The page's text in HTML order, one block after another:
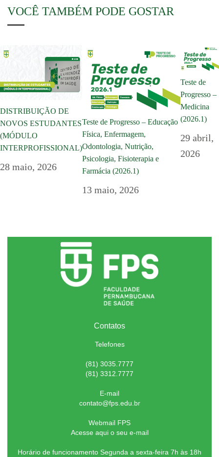
VOCÊ TAMBÉM PODE GOSTAR
DISTRIBUIÇÃO DE
NOVOS ESTUDANTES
(MÓDULO
INTERPROFISSIONAL)
28 maio, 2026
Teste de Progresso – Educação
Física, Enfermagem,
Odontologia, Nutrição,
Psicologia, Fisioterapia e
Farmácia (2026.1)
13 maio, 2026
Teste de
Progresso –
Medicina
(2026.1)
29 abril,
2026
Contatos
Telefones
(81) 3035.7777
(81) 3312.7777
E-mail
contato@fps.edu.br
Webmail FPS
Acesse aqui o seu e-mail
Horário de funcionamento Segunda a sexta-feira 7h às 18h